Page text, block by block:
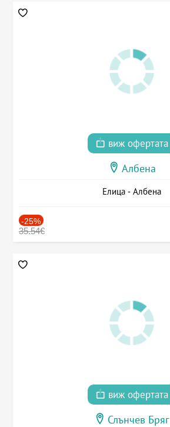
виж офертата
Албена
Елица - Албена
-25%
35.54€
виж офертата
Слънчев Бряг